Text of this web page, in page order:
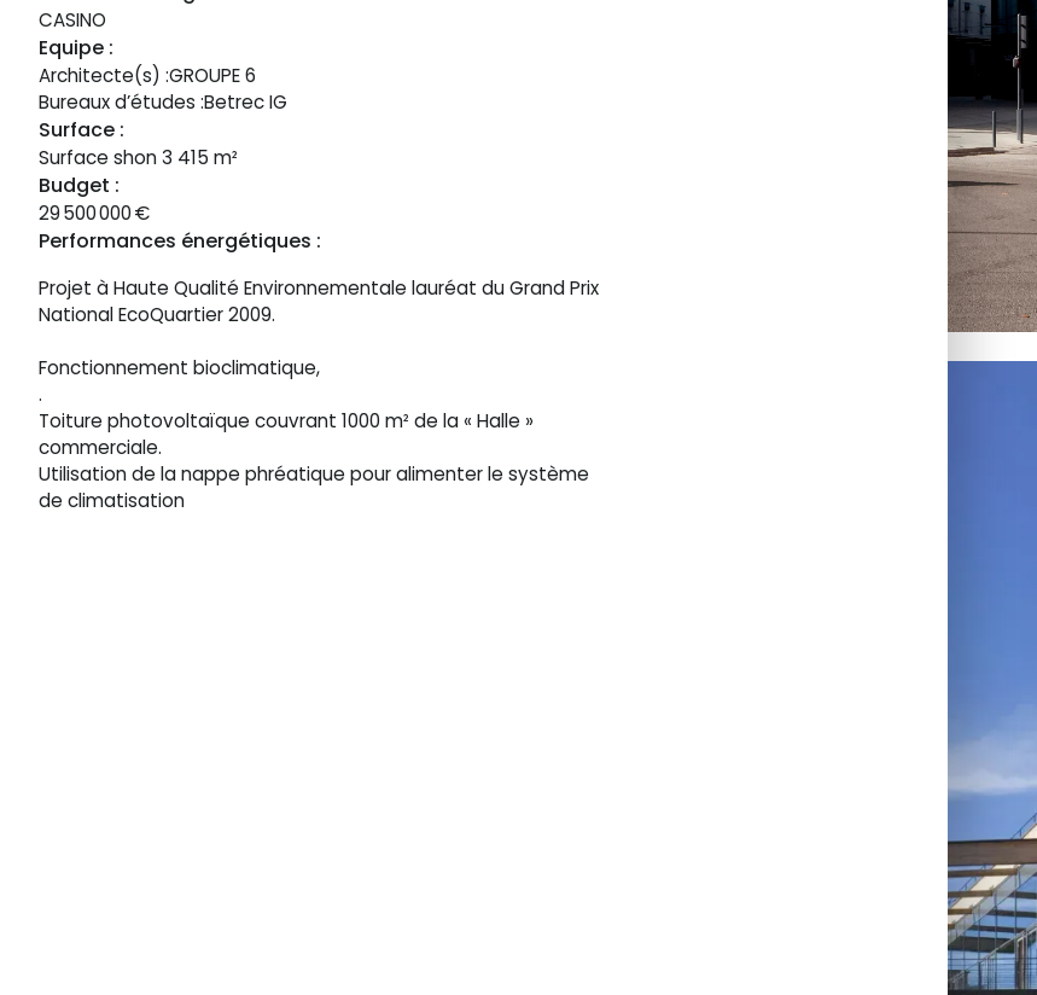
CASINO
Equipe :
Architecte(s) :GROUPE 6
Bureaux d’études :Betrec IG
Surface :
Surface shon 3 415 m²
Budget :
29 500 000€
Performances énergétiques :
Projet à Haute Qualité Environnementale lauréat du Grand Prix
National EcoQuartier 2009.
Fonctionnement bioclimatique,
.
Toiture photovoltaïque couvrant 1000 m² de la « Halle »
commerciale.
Utilisation de la nappe phréatique pour alimenter le système
de climatisation